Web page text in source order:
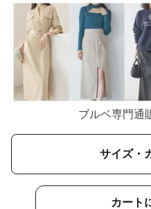
ブルベ専門通
サイズ・
カート